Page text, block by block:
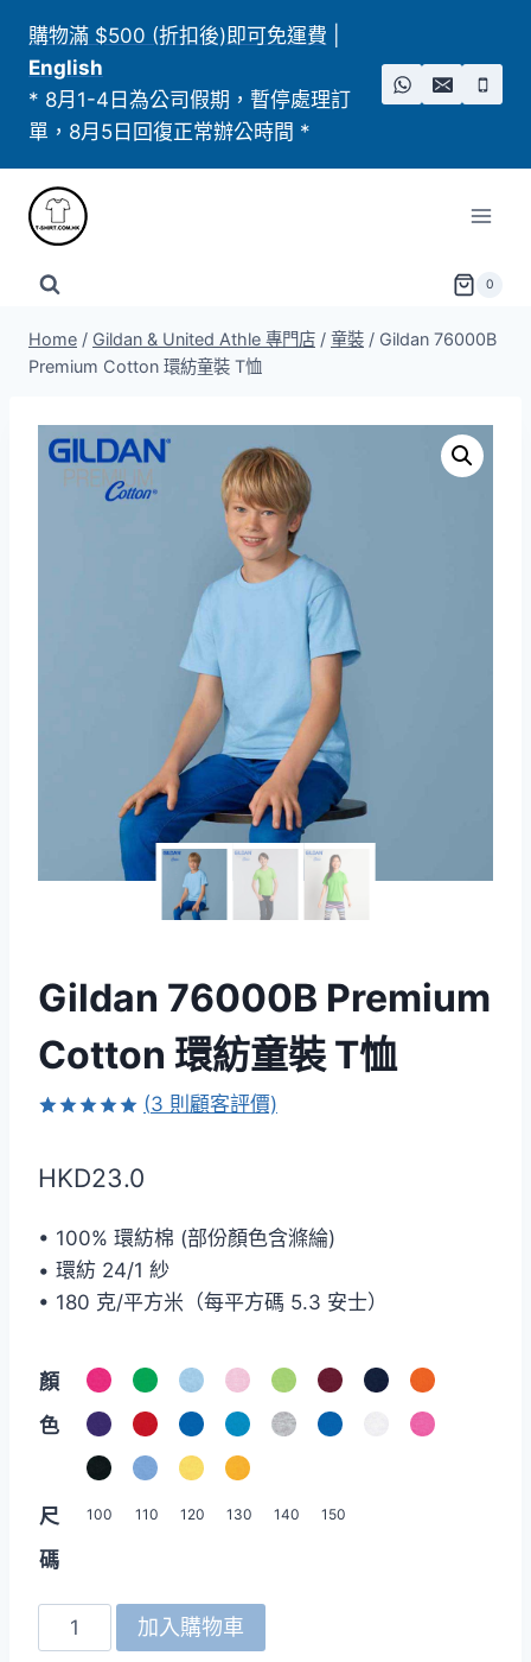
content
購物滿 $500 (折扣後)即可免運費
English
* 8月1-4日為公司假期，暫停處理訂
單，8月5日回復正常辦公時間 *
0
Home / Gildan & United Athle 專門店 / 童裝 / Gildan 76000B
Premium Cotton 環紡童裝 T恤
Gildan 76000B Premium
Cotton 環紡童裝 T恤
位顧客進行
(3 則顧客評價)
HKD23.0
• 100% 環紡棉 (部份顏色含滌綸)
• 環紡 24/1 紗
• 180 克/平方米（每平方碼 5.3 安士）
顏
色
尺
碼
100 110 120 130 140 150
Gildan
76000B
加入購物車